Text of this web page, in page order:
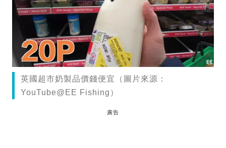
英國超市奶製品價錢便宜（圖片來源：
YouTube@EE Fishing）
廣告